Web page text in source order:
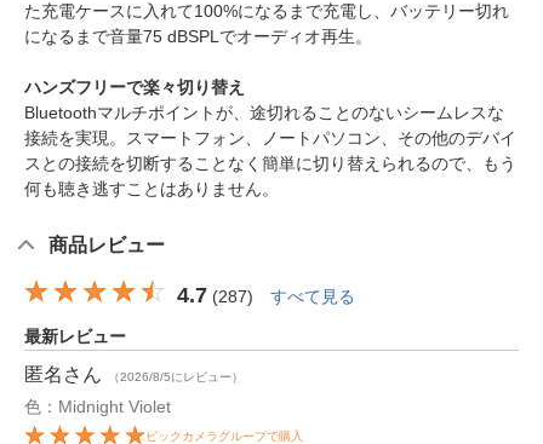
た充電ケースに入れて100%になるまで充電し、バッテリー切れ
になるまで音量75 dBSPLでオーディオ再生。
ハンズフリーで楽々切り替え
Bluetoothマルチポイントが、途切れることのないシームレスな
接続を実現。スマートフォン、ノートパソコン、その他のデバイ
スとの接続を切断することなく簡単に切り替えられるので、もう
何も聴き逃すことはありません。
商品レビュー
4.7 (287) すべて見る
最新レビュー
匿名 さん （2026/8/5にレビュー）
色：Midnight Violet
ビックカメラグループで購入